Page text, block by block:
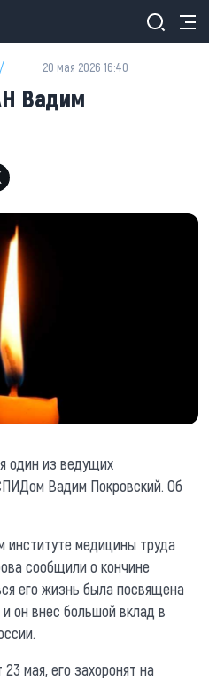
/ 20 мая 2026 16:40
Вадим
один из ведущих
Вадим Покровский. Об
институте медицины труда
сообщили о кончине
его жизнь была посвящена
он внес большой вклад в
мая, его захоронят на